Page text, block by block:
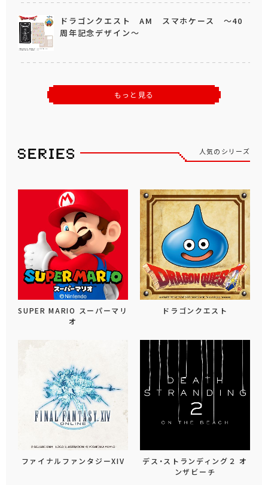
ドラゴンクエスト AM スマホケース ～40
周年記念デザイン～
もっと見る
人気のシリーズ
SUPER MARIO スーパーマリ
オ
ドラゴンクエスト
ファイナルファンタジーXIV
デス・ストランディング２ オ
ンザビーチ